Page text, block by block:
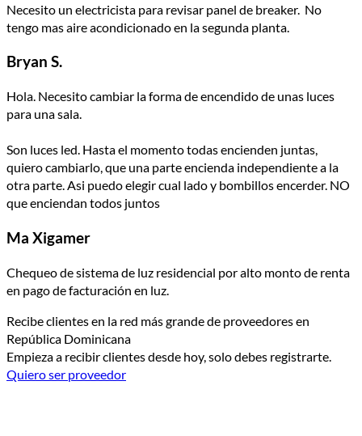
Necesito un electricista para revisar panel de breaker. No
tengo mas aire acondicionado en la segunda planta.
Bryan S.
Hola. Necesito cambiar la forma de encendido de unas luces
para una sala.
Son luces led. Hasta el momento todas encienden juntas,
quiero cambiarlo, que una parte encienda independiente a la
otra parte. Asi puedo elegir cual lado y bombillos encerder. NO
que enciendan todos juntos
Ma Xigamer
Chequeo de sistema de luz residencial por alto monto de renta
en pago de facturación en luz.
Recibe clientes en la red más grande de proveedores en
República Dominicana
Empieza a recibir clientes desde hoy, solo debes registrarte.
Quiero ser proveedor